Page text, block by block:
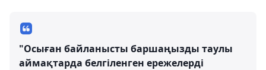
"Осыған байланысты баршаңызды таулы
аймақтарда белгіленген ережелерді